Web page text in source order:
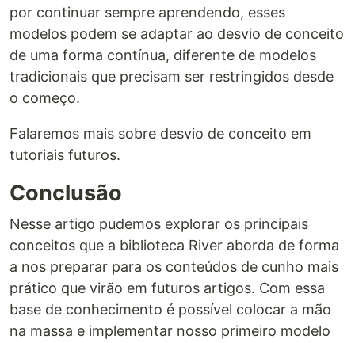
por continuar sempre aprendendo, esses
modelos podem se adaptar ao desvio de conceito
de uma forma contínua, diferente de modelos
tradicionais que precisam ser restringidos desde
o começo.
Falaremos mais sobre desvio de conceito em
tutoriais futuros.
Conclusão
Nesse artigo pudemos explorar os principais
conceitos que a biblioteca River aborda de forma
a nos preparar para os conteúdos de cunho mais
prático que virão em futuros artigos. Com essa
base de conhecimento é possível colocar a mão
na massa e implementar nosso primeiro modelo